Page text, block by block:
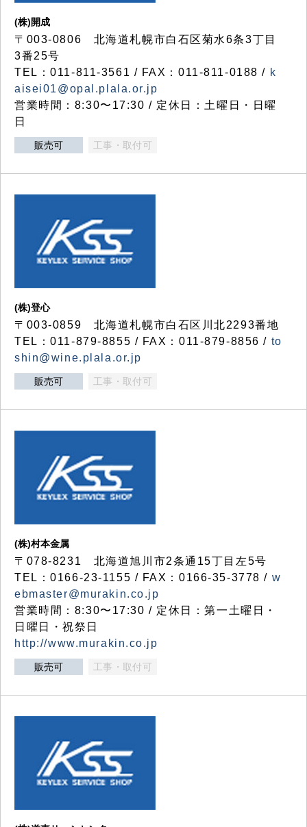
(株)開成
〒003-0806 北海道札幌市白石区菊水6条3丁目
3番25号
TEL：011-811-3561 / FAX：011-811-0188 / k
aisei01@opal.plala.or.jp
営業時間：8:30〜17:30 / 定休日：土曜日・日曜
日
販売可 工事・取付可
(株)登心
〒003-0859 北海道札幌市白石区川北2293番地
TEL：011-879-8855 / FAX：011-879-8856 / to
shin@wine.plala.or.jp
販売可 工事・取付可
(株)村本金属
〒078-8231 北海道旭川市2条通15丁目左5号
TEL：0166-23-1155 / FAX：0166-35-3778 / w
ebmaster@murakin.co.jp
営業時間：8:30〜17:30 / 定休日：第一土曜日・
日曜日・祝祭日
http://www.murakin.co.jp
販売可 工事・取付可